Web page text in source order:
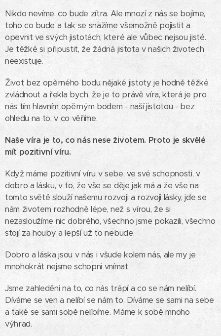
Nikdo nevíme, co bude zítra. Ale mnozí z nás se bojíme,
toho co bude a tak se snažíme všemožně pojistit a
opevnit ve svých jistotách, které ale vůbec nejsou jisté.
Je těžké si připustit, že žádná jistota v našich životech
neexistuje.
Život bez opěrného bodu nějaké jistoty je hodně těžké
zvládnout a řekla bych, že je to právě víra, která je pro
nás tím hlavním opěrným bodem - naší jistotou - bez
ohledu na to, v co věříme.
Naše víra je to, co nás nese životem. Proto je skvělé
mít pozitivní víru.
Když máme pozitivní víru v sebe, ve své schopnosti, v
dobro a lásku, v to, že vše se děje jak má a že vše na
tomto světě slouží našemu rozvoji a rozvoji lásky, jde se
nám životem rozhodně lépe, než s vírou, že si
nezasloužíme nic dobrého, všechno jsme pokazili, všechno
stojí za houby a lepší už to nebude.
Dobro a láska jsou v nás i všude kolem nás, ale my je
mnohokrát nejsme schopni vnímat.
Jsme zahleděni na to, co nás trápí a co se nám nelíbí.
Díváme se ven a nelíbí se nám to. Díváme se sami na sebe
a také se sami sobě nelíbíme. Máme k sobě mnoho
výhrad.